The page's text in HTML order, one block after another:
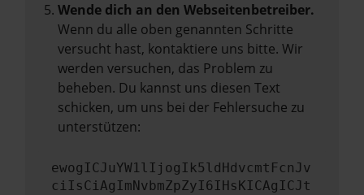
Wende dich an den Webseitenbetreiber.
Wenn du alle oben genannten Schritte
versucht hast, kontaktiere uns bitte. Wir
werden versuchen, das Problem zu
beheben. Du kannst uns diesen Text
schicken, um uns bei der Fehlersuche zu
unterstützen:
ewogICJuYW1lIjogIk5ldHdvcmtFcnJv
ciIsCiAgImNvbmZpZyI6IHsKICAgICJt